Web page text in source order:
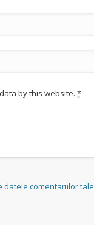
by this website.*
datele comentariilor tale